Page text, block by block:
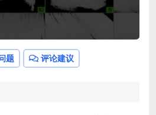
Video
题 评论建议